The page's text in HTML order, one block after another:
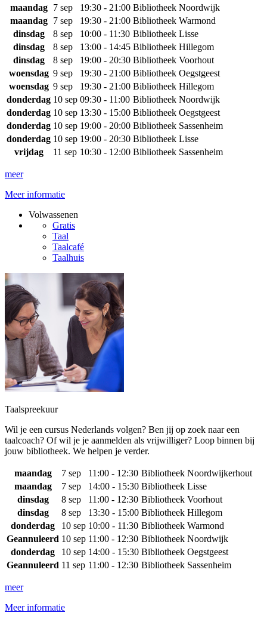
maandag
7 sep 19:30 - 21:00 Bibliotheek Noordwijk
maandag
7 sep 19:30 - 21:00 Bibliotheek Warmond
dinsdag
8 sep 10:00 - 11:30 Bibliotheek Lisse
dinsdag
8 sep 13:00 - 14:45 Bibliotheek Hillegom
dinsdag
8 sep 19:00 - 20:30 Bibliotheek Voorhout
woensdag 9 sep 19:30 - 21:00 Bibliotheek Oegstgeest
woensdag 9 sep 19:30 - 21:00 Bibliotheek Hillegom
donderdag 10 sep 09:30 - 11:00 Bibliotheek Noordwijk
donderdag 10 sep 13:30 - 15:00 Bibliotheek Oegstgeest
donderdag 10 sep 19:00 - 20:00 Bibliotheek Sassenheim
donderdag 10 sep 19:00 - 20:30 Bibliotheek Lisse
vrijdag
11 sep 10:30 - 12:00 Bibliotheek Sassenheim
meer
Meer informatie
Volwassenen
Gratis
Taal
Taalcafé
Taalhuis
Taalspreekuur
Wil je een cursus Nederlands volgen? Ben jij op zoek naar een
taalcoach? Of wil je je aanmelden als vrijwilliger? Loop binnen bij
jouw bibliotheek. We helpen je verder.
maandag 7 sep 11:00 - 12:30 Bibliotheek Noordwijkerhout
maandag
7 sep 14:00 - 15:30 Bibliotheek Lisse
dinsdag
8 sep 11:00 - 12:30 Bibliotheek Voorhout
dinsdag
8 sep 13:30 - 15:00 Bibliotheek Hillegom
donderdag
10 sep 10:00 - 11:30 Bibliotheek Warmond
Geannuleerd 10 sep 11:00 - 12:30 Bibliotheek Noordwijk
donderdag
10 sep 14:00 - 15:30 Bibliotheek Oegstgeest
Geannuleerd 11 sep 11:00 - 12:30 Bibliotheek Sassenheim
meer
Meer informatie